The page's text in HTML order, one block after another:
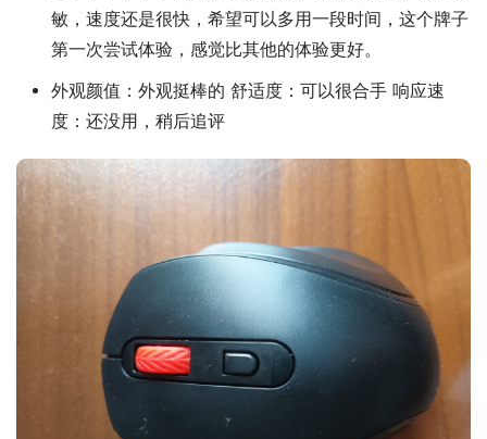
敏，速度还是很快，希望可以多用一段时间，这个牌子
第一次尝试体验，感觉比其他的体验更好。
外观颜值：外观挺棒的 舒适度：可以很合手 响应速
度：还没用，稍后追评